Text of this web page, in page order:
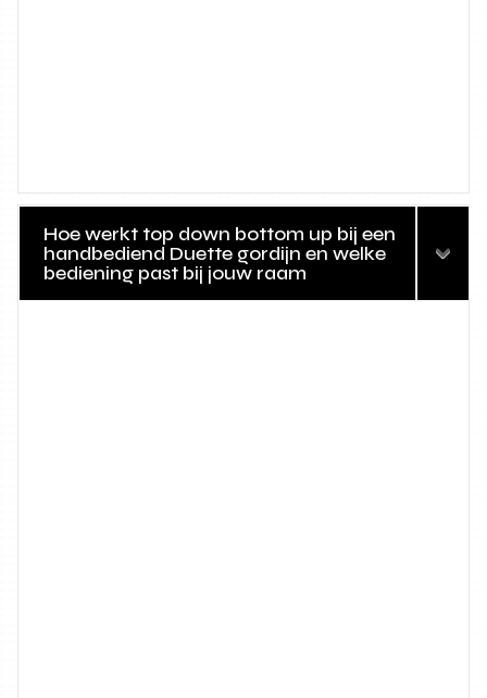
Hoe werkt top down bottom up bij een
handbediend Duette gordijn en welke
bediening past bij jouw raam